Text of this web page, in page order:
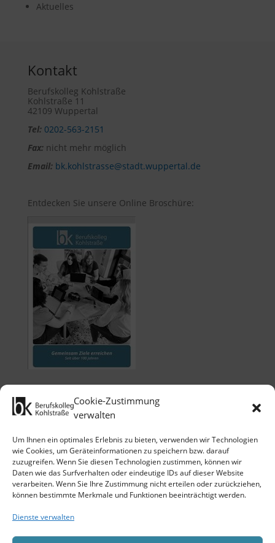
Cookie-Zustimmung
verwalten
Um Ihnen ein optimales Erlebnis zu bieten, verwenden wir Technologien
wie Cookies, um Geräteinformationen zu speichern bzw. darauf
zuzugreifen. Wenn Sie diesen Technologien zustimmen, können wir
Daten wie das Surfverhalten oder eindeutige IDs auf dieser Website
verarbeiten. Wenn Sie Ihre Zustimmung nicht erteilen oder zurückziehen,
können bestimmte Merkmale und Funktionen beeinträchtigt werden.
Dienste verwalten
Aktuelles
Kontakt
Berufskolleg Kohlstraße
Kohlstraße 11
42109 Wuppertal
Tel: 0202-563-2151
Fax:nicht mehr möglich
Email: bk.kohlstrasse@stadt.wuppertal.de
Entdecken Sie unsere Online Broschüre:
Klicken Sie auf 'Ich stimme zu', um
Google maps zu nutzen.
Cookie-Richtlinie